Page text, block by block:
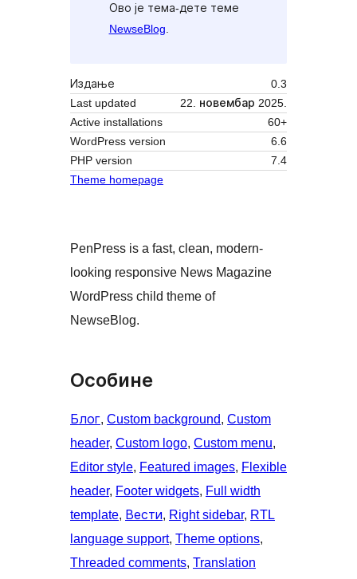
Ово је тема-дете теме
NewseBlog
Издање
0.3
Last updated
22. новембар 2025.
Active installations
60+
WordPress version
6.6
PHP version
7.4
Theme homepage
PenPress is a fast, clean, modern-
looking responsive News Magazine
WordPress child theme of
NewseBlog.
Особине
Блог, Custom background, Custom
header, Custom logo, Custom menu
Editor style, Featured images, Flexible
header, Footer widgets, Full width
template, Вести, Right sidebar, RTL
language support, Theme options
Threaded comments, Translation